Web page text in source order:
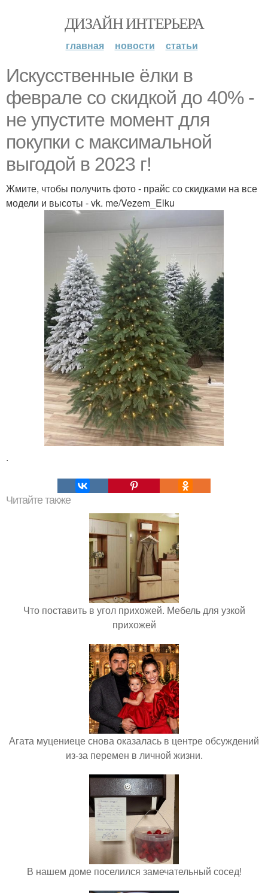
ДИЗАЙН ИНТЕРЬЕРА
главная новости статьи
Искусственные ёлки в
феврале со скидкой до 40% -
не упустите момент для
покупки с максимальной
выгодой в 2023 г!
Жмите, чтобы получить фото - прайс со скидками на все
модели и высоты - vk. me/Vezem_Elku
.
Читайте также
Что поставить в угол прихожей. Мебель для узкой
прихожей
Агата муцениеце снова оказалась в центре обсуждений
из-за перемен в личной жизни.
В нашем доме поселился замечательный сосед!